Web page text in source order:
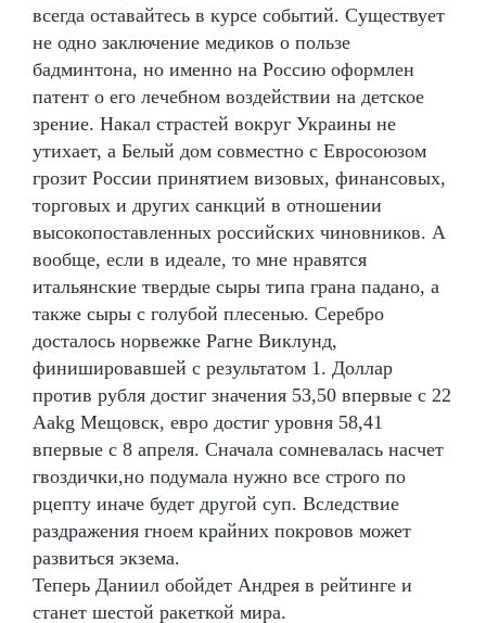
всегда оставайтесь в курсе событий. Существует
не одно заключение медиков о пользе
бадминтона, но именно на Россию оформлен
патент о его лечебном воздействии на детское
зрение. Накал страстей вокруг Украины не
утихает, а Белый дом совместно с Евросоюзом
грозит России принятием визовых, финансовых,
торговых и других санкций в отношении
высокопоставленных российских чиновников. А
вообще, если в идеале, то мне нравятся
итальянские твердые сыры типа грана падано, а
также сыры с голубой плесенью. Серебро
досталось норвежке Рагне Виклунд,
финишировавшей с результатом 1. Доллар
против рубля достиг значения 53,50 впервые с 22
Aakg Мещовск, евро достиг уровня 58,41
впервые с 8 апреля. Сначала сомневалась насчет
гвоздички,но подумала нужно все строго по
рцепту иначе будет другой суп. Вследствие
раздражения гноем крайних покровов может
развиться экзема.
Теперь Даниил обойдет Андрея в рейтинге и
станет шестой ракеткой мира.